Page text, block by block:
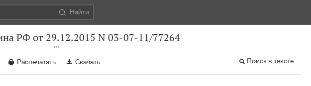
Найти
РФ от 29.12.2015 N 03-07-11/77264
Распечатать Скачать Поиск в тексте